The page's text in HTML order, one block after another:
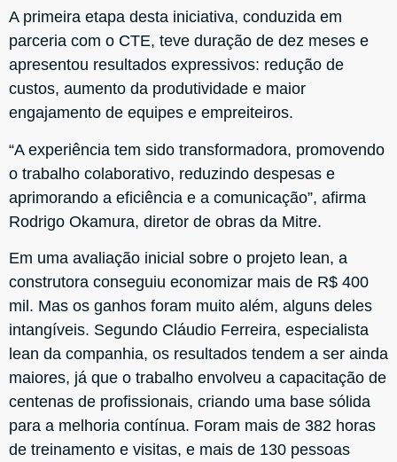
A primeira etapa desta iniciativa, conduzida em
parceria com o CTE, teve duração de dez meses e
apresentou resultados expressivos: redução de
custos, aumento da produtividade e maior
engajamento de equipes e empreiteiros.
“A experiência tem sido transformadora, promovendo
o trabalho colaborativo, reduzindo despesas e
aprimorando a eficiência e a comunicação”, afirma
Rodrigo Okamura, diretor de obras da Mitre.
Em uma avaliação inicial sobre o projeto lean, a
construtora conseguiu economizar mais de R$ 400
mil. Mas os ganhos foram muito além, alguns deles
intangíveis. Segundo Cláudio Ferreira, especialista
lean da companhia, os resultados tendem a ser ainda
maiores, já que o trabalho envolveu a capacitação de
centenas de profissionais, criando uma base sólida
para a melhoria contínua. Foram mais de 382 horas
de treinamento e visitas, e mais de 130 pessoas